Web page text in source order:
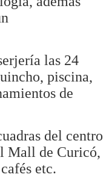
las 24
piscina,
de
del centro
Mall de Curicó,
etc.